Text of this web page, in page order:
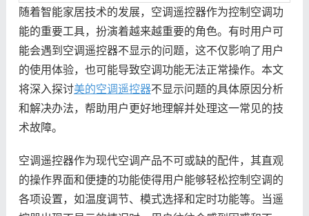
随着智能家居技术的发展，空调遥控器作为控制空调功
能的重要工具，扮演着越来越重要的角色。有时用户可
能会遇到空调遥控器不显示的问题，这不仅影响了用户
的使用体验，也可能导致空调功能无法正常操作。本文
将深入探讨美的空调遥控器不显示问题的具体原因分析
和解决办法，帮助用户更好地理解并处理这一常见的技
术故障。
空调遥控器作为现代空调产品不可或缺的配件，其直观
的操作界面和便捷的功能使得用户能够轻松控制空调的
各项设置，如温度调节、模式选择和定时功能等。当遥